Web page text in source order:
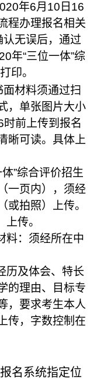
年6月 10 日16
程办理报名相关
无误后，通过
年“三位一体”综
印。
面材料须通过扫
，单张图片大小
时前上传到报名
晰可读。具体上
”综合评价招生
一页内），须经
或拍照）上传。
传。
料：须经所在中
历及体会、特长
的理由、目标专
，要求考生本人
传，字数控制在
名系统指定位